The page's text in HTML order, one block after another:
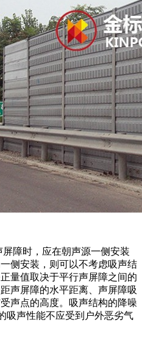
障时，应在朝声源一侧安装
侧安装，则可以不考虑吸声结
量值取决于平行声屏障之间的
声屏障的水平距离、声屏障吸
声点的高度。吸声结构的降噪
吸声性能不应受到户外恶劣气